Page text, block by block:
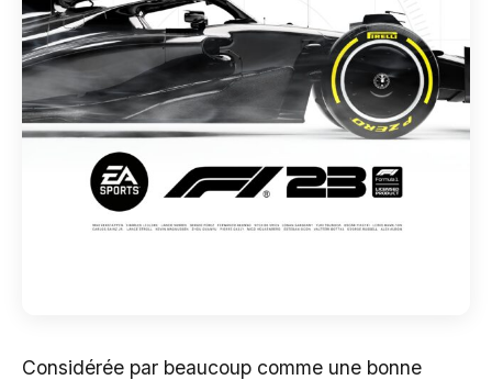
Considérée par beaucoup comme une bonne